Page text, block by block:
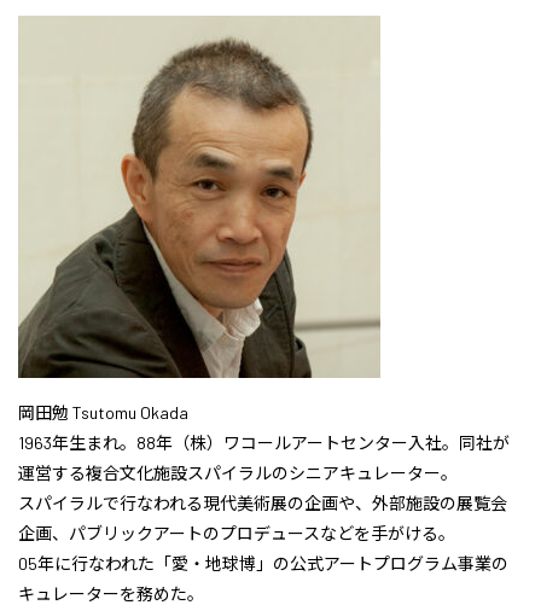
岡田勉 Tsutomu Okada
1963年生まれ。88年（株）ワコールアートセンター入社。同社が
運営する複合文化施設スパイラルのシニアキュレーター。
スパイラルで行なわれる現代美術展の企画や、外部施設の展覧会
企画、パブリックアートのプロデュースなどを手がける。
05年に行なわれた「愛・地球博」の公式アートプログラム事業の
キュレーターを務めた。